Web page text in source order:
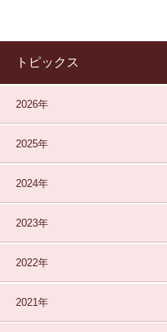
トピックス
2026年
2025年
2024年
2023年
2022年
2021年